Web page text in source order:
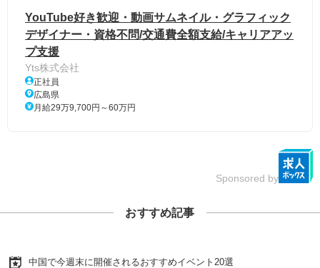
YouTube好き歓迎・動画サムネイル・グラフィック
デザイナー・資格不問/交通費全額支給/キャリアアッ
プ支援
Yts株式会社
正社員
広島県
月給29万9,700円～60万円
Sponsored by
おすすめ記事
中国で今週末に開催されるおすすめイベント20選